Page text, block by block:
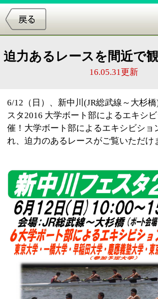
16.05.31更新
6/12（日）、新中川(JR総武線～大杉橋)にて新中川フェ
れ、迫力のあるレースがご覧いただけます。